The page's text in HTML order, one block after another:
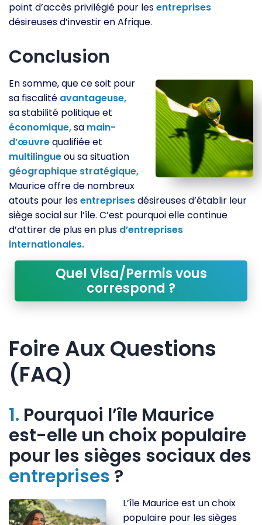
point d’accès privilégié pour lesentreprises
désireuses d’investir en Afrique.
Conclusion
En somme, que ce soit pour
sa fiscalité avantageuse,
sa stabilité politique et
économique,sa main-
d’œuvrequalifiée et
multilingueou sa situation
géographique stratégique,
Maurice offre de nombreux
atouts pour lesentreprisesdésireuses d’établir leur
siège social sur l’île. C’est pourquoi elle continue
d’attirer de plus en plus d’entreprises
internationales.
Quel Visa/Permis vous
correspond ?
Foire Aux Questions
(FAQ)
1. Pourquoi l’île Maurice
est-elle un choix populaire
pour les sièges sociaux des
entreprises ?
L’île Maurice est un choix
populaire pour les sièges